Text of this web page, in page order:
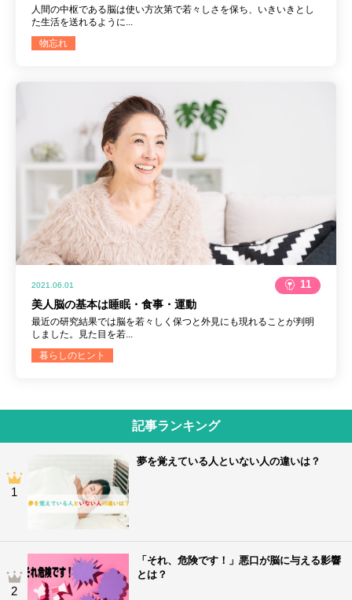
人間の中枢である脳は使い方次第で若々しさを保ち、いきいきとし
た生活を送れるように...
物忘れ
2021.06.01 11
美人脳の基本は睡眠・食事・運動
最近の研究結果では脳を若々しく保つと外見にも現れることが判明
しました。見た目を若...
暮らしのヒント
記事ランキング
1
夢を覚えている人といない人の違いは？
2
「それ、危険です！」悪口が脳に与える影響
とは？